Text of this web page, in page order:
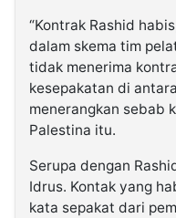
“Kontrak Rashid
dalam skema tim
tidak menerima
kesepakatan di
menerangkan sebab
Palestina itu.
Serupa dengan
Idrus. Kontak yang
kata sepakat dari